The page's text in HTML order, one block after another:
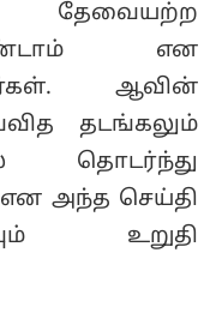
தேவையற்ற
என
ஆவின்
தடங்கலும்
தொடர்ந்து
அந்த செய்தி
உறுதி